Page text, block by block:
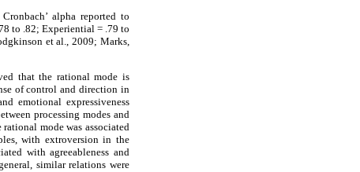
alpha reported to
to .82; Experiential = .79 to
et al., 2009; Marks,
that the rational mode is
of control and direction in
emotional expressiveness
processing modes and
mode was associated
with extroversion in the
with agreeableness and
similar relations were